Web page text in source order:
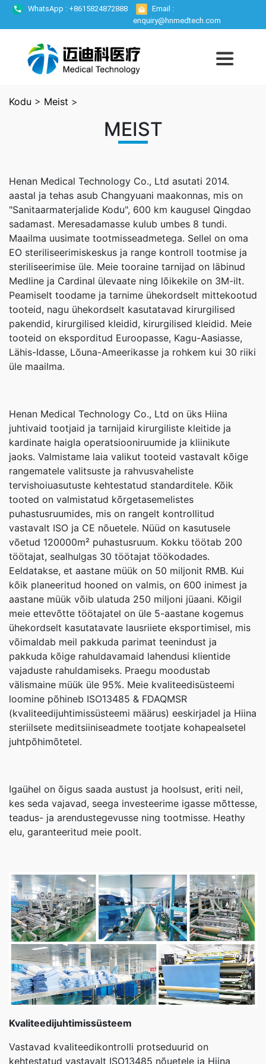
WhatsApp : +8615824872888
Email :
enquiry@hnmedtech.com
Kodu > Meist >
MEIST
Henan Medical Technology Co., Ltd asutati 2014.
aastal ja tehas asub Changyuani maakonnas, mis on
"Sanitaarmaterjalide Kodu", 600 km kaugusel Qingdao
sadamast. Meresadamasse kulub umbes 8 tundi.
Maailma uusimate tootmisseadmetega. Sellel on oma
EO steriliseerimiskeskus ja range kontroll tootmise ja
steriliseerimise üle. Meie tooraine tarnijad on läbinud
Medline ja Cardinal ülevaate ning lõikekile on 3M-ilt.
Peamiselt toodame ja tarnime ühekordselt mittekootud
tooteid, nagu ühekordselt kasutatavad kirurgilised
pakendid, kirurgilised kleidid, kirurgilised kleidid. Meie
tooteid on eksporditud Euroopasse, Kagu-Aasiasse,
Lähis-Idasse, Lõuna-Ameerikasse ja rohkem kui 30 riiki
üle maailma.
Henan Medical Technology Co., Ltd on üks Hiina
juhtivaid tootjaid ja tarnijaid kirurgiliste kleitide ja
kardinate haigla operatsiooniruumide ja kliinikute
jaoks. Valmistame laia valikut tooteid vastavalt kõige
rangematele valitsuste ja rahvusvaheliste
tervishoiuasutuste kehtestatud standarditele. Kõik
tooted on valmistatud kõrgetasemelistes
puhastusruumides, mis on rangelt kontrollitud
vastavalt ISO ja CE nõuetele. Nüüd on kasutusele
võetud 120000m² puhastusruum. Kokku töötab 200
töötajat, sealhulgas 30 töötajat töökodades.
Eeldatakse, et aastane müük on 50 miljonit RMB. Kui
kõik planeeritud hooned on valmis, on 600 inimest ja
aastane müük võib ulatuda 250 miljoni jüaani. Kõigil
meie ettevõtte töötajatel on üle 5-aastane kogemus
ühekordselt kasutatavate lausriiete eksportimisel, mis
võimaldab meil pakkuda parimat teenindust ja
pakkuda kõige rahuldavamaid lahendusi klientide
vajaduste rahuldamiseks. Praegu moodustab
välismaine müük üle 95%. Meie kvaliteedisüsteemi
loomine põhineb ISO13485 & FDAQMSR
(kvaliteedijuhtimissüsteemi määrus) eeskirjadel ja Hiina
steriilsete meditsiiniseadmete tootjate kohapealsetel
juhtpõhimõtetel.
Igaühel on õigus saada austust ja hoolsust, eriti neil,
kes seda vajavad, seega investeerime igasse mõttesse,
teadus- ja arendustegevusse ning tootmisse. Heathy
elu, garanteeritud meie poolt.
Kvaliteedijuhtimissüsteem
Vastavad kvaliteedikontrolli protseduurid on
kehtestatud vastavalt ISO13485 nõuetele ja Hiina